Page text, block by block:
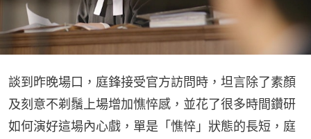
談到昨晚場口，庭鋒接受官方訪問時，坦言除了素顏
及刻意不剃鬚上場增加憔悴感，並花了很多時間鑽研
如何演好這場內心戲，單是「憔悴」狀態的長短，庭